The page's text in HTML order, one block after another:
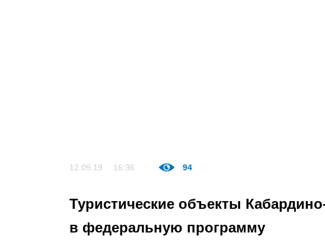
12.09.19 16:36 94
Туристические объекты
в федеральную программу